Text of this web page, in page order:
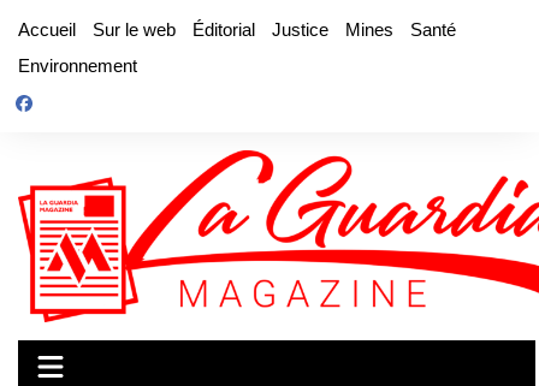
contenu
Accueil Sur le web Éditorial Justice Mines
Santé
Environnement